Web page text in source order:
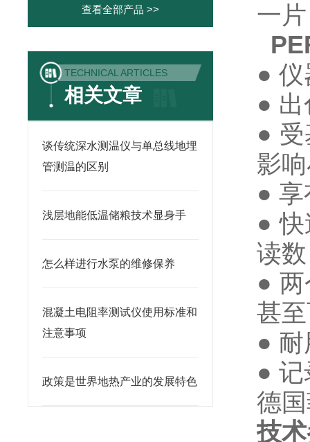
查看全部产品 >>
TECHNICAL ARTICLES
相关文章
谈传统深水测温仪与单总线地埋
管测温的区别
浅层地能低温储粮技术显身手
怎么样进行水泵的维修保养
混凝土电阻率测试仪使用标准和
注意事项
政策是世界地热产业的发展特色
一
●
●
●
影
●
●
读数
●
甚
●
●
德国
技